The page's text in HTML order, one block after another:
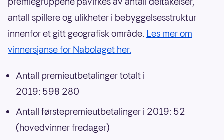
antall spillere og ulikheter i bebyggelsesstruktur
innenfor et gitt geografisk område. Les mer om
vinnersjanse for Nabolaget her.
Antall premieutbetalinger totalt i
2019: 598 280
Antall førstepremieutbetalinger i 2019: 52
(hovedvinner fredager)